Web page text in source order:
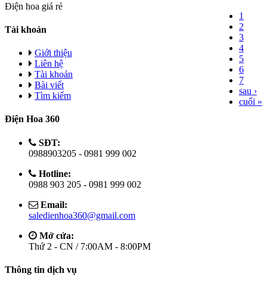
1
2
3
4
5
6
7
sau ›
cuối »
Điện hoa giá rẻ
Tài khoản
Giới thiệu
Liên hệ
Tài khoản
Bài viết
Tìm kiếm
Điện Hoa 360
SĐT:
0988903205 - 0981 999 002
Hotline:
0988 903 205 - 0981 999 002
Email:
saledienhoa360@gmail.com
Mở cửa:
Thứ 2 - CN / 7:00AM - 8:00PM
Thông tin dịch vụ